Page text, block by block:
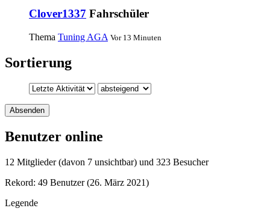
Clover1337 Fahrschüler
Thema Tuning AGA Vor 13 Minuten
Sortierung
Benutzer online
12 Mitglieder (davon 7 unsichtbar) und 323 Besucher
Rekord: 49 Benutzer (26. März 2021)
Legende